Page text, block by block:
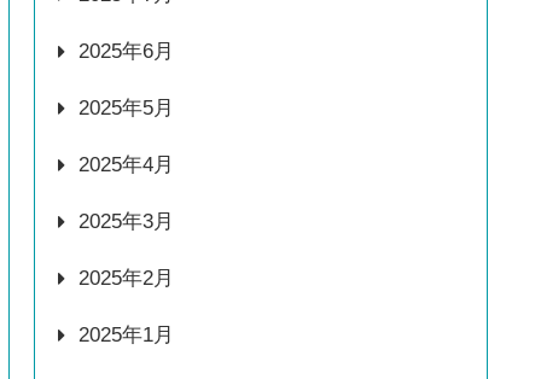
2025年6月
2025年5月
2025年4月
2025年3月
2025年2月
2025年1月